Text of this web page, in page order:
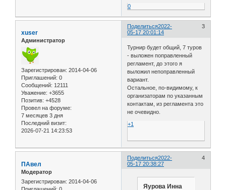
0
Поделиться 3
2022-
05-17 20:01:14
xuser
Администратор
Зарегистрирован: 2014-04-06
Приглашений: 0
Сообщений: 12111
Уважение: +3655
Позитив: +4528
Провел на форуме:
7 месяцев 3 дня
Последний визит:
2026-07-21 14:23:53
Турнир будет общий, 7 туров
- выложен поправленный
регламент, до этого я
выложил непоправленный
вариант.
Остальное, по-видимому, к
организаторам по указанным
контактам, из регламента это
не очевидно.
+1
Поделиться 4
2022-
05-17 20:38:27
ПАвел
Модератор
Зарегистрирован: 2014-04-06
Яурова Инна